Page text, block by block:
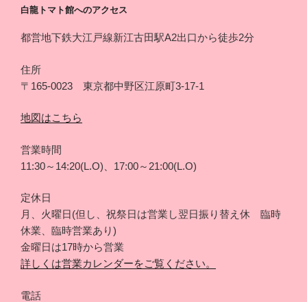
白龍トマト館へのアクセス
都営地下鉄大江戸線新江古田駅A2出口から徒歩2分
住所
〒165-0023 東京都中野区江原町3-17-1
地図はこちら
営業時間
11:30～14:20(L.O)、17:00～21:00(L.O)
定休日
月、火曜日(但し、祝祭日は営業し翌日振り替え休 臨時
休業、臨時営業あり)
金曜日は17時から営業
詳しくは営業カレンダーをご覧ください。
電話